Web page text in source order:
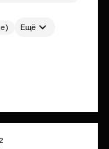
Ещё